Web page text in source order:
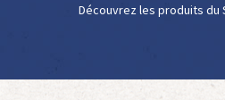
Découvrez les produits du